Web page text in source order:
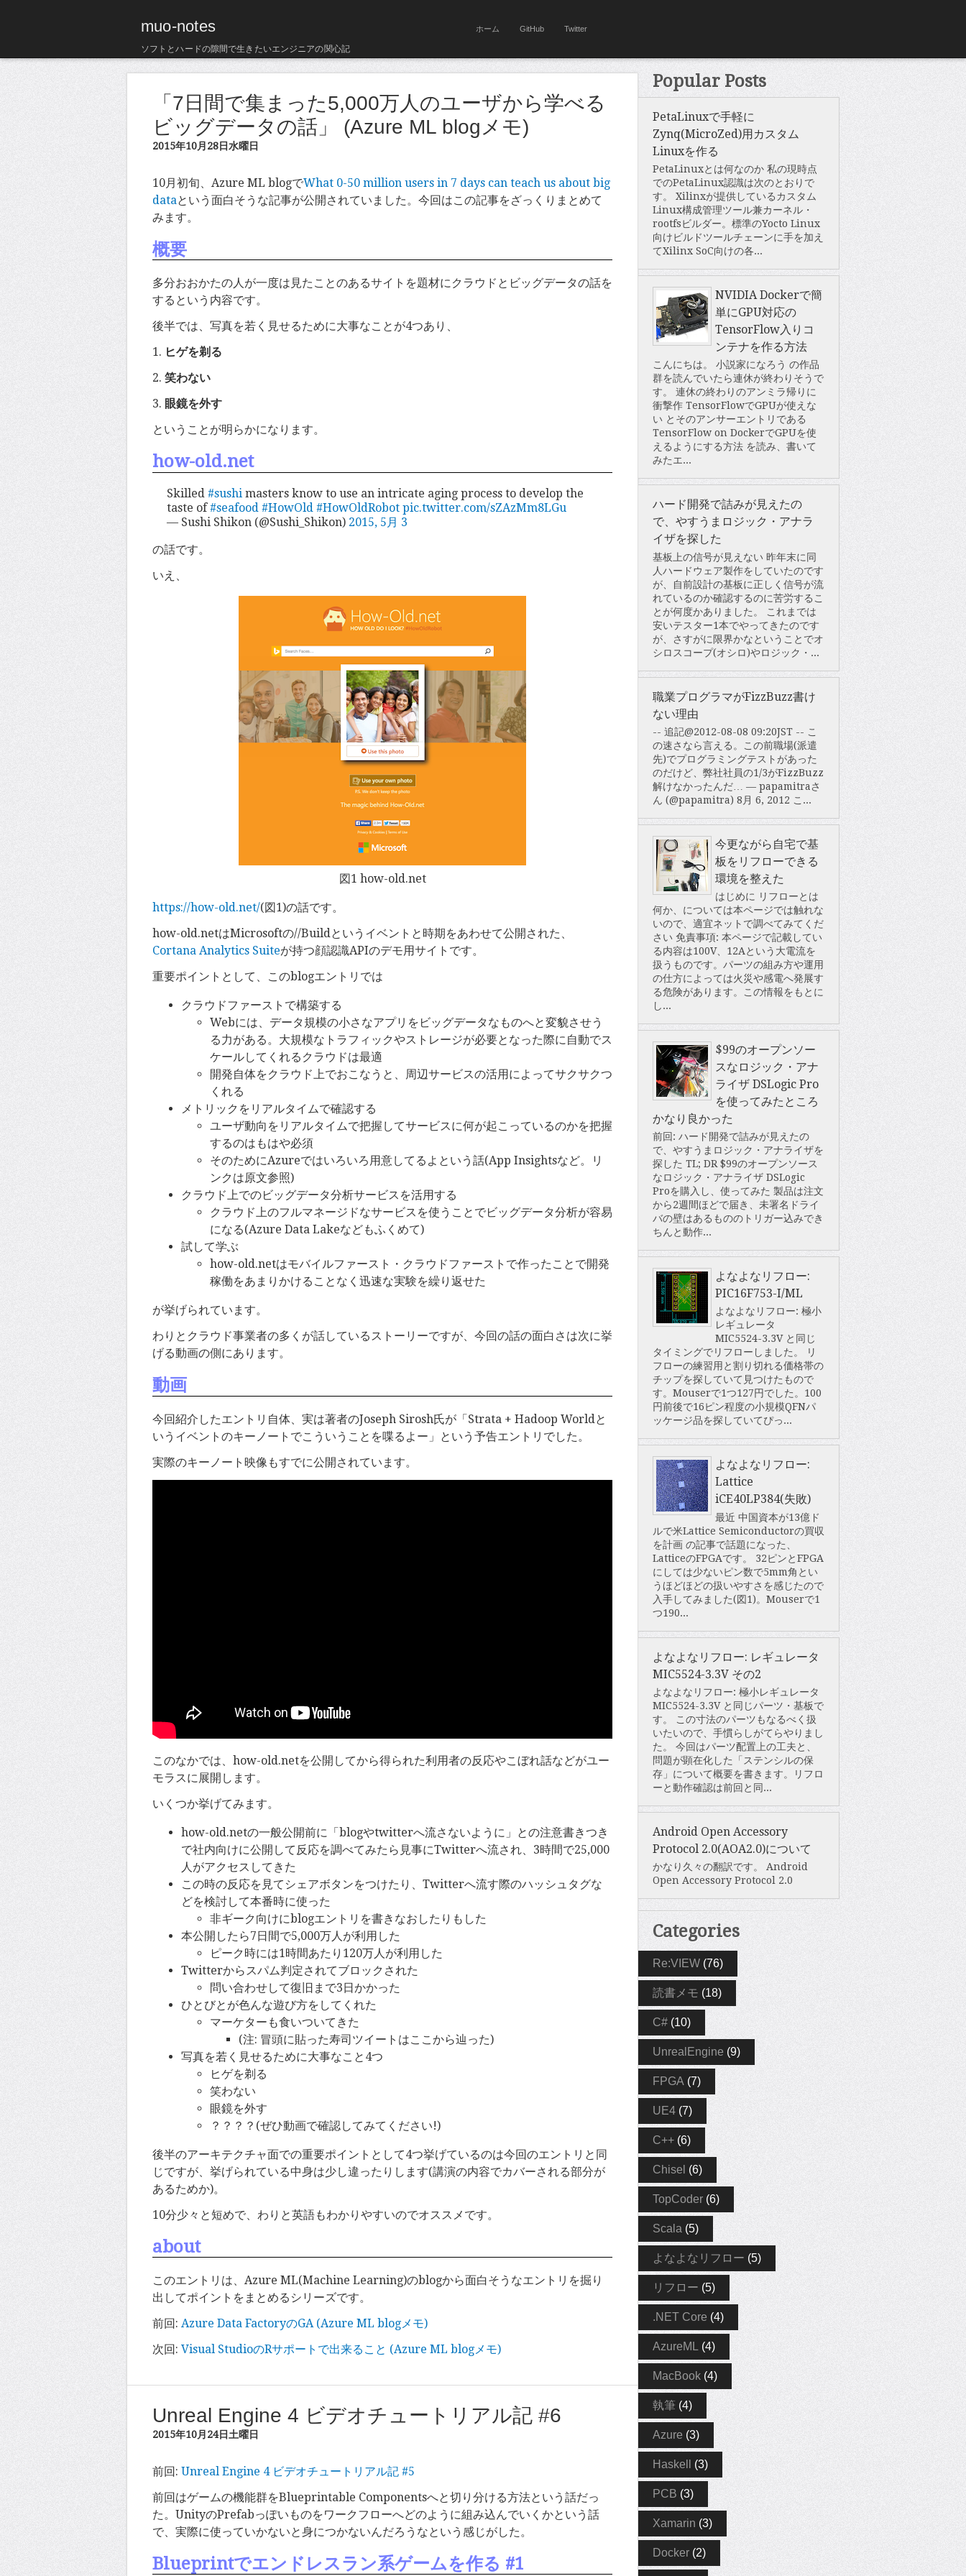
muo-notes
ソフトとハードの隙間で生きたいエンジニアの関心記
ホーム GitHub Twitter
「7日間で集まった5,000万人のユーザから学べる
ビッグデータの話」 (Azure ML blogメモ)
2015年10月28日水曜日
10月初旬、Azure ML blogでWhat 0-50 million users in 7 days can teach us about big
dataという面白そうな記事が公開されていました。今回はこの記事をざっくりまとめて
みます。
概要
多分おおかたの人が一度は見たことのあるサイトを題材にクラウドとビッグデータの話を
するという内容です。
後半では、写真を若く見せるために大事なことが4つあり、
1. ヒゲを剃る
2. 笑わない
3. 眼鏡を外す
ということが明らかになります。
how-old.net
Skilled #sushi masters know to use an intricate aging process to develop the
taste of#seafood #HowOld #HowOldRobot pic.twitter.com/sZAzMm8LGu
— Sushi Shikon (@Sushi_Shikon) 2015, 5月 3
の話です。
いえ、
図1 how-old.net
https://how-old.net/(図1)の話です。
how-old.netはMicrosoftの//Buildというイベントと時期をあわせて公開された、
Cortana Analytics Suiteが持つ顔認識APIのデモ用サイトです。
重要ポイントとして、このblogエントリでは
クラウドファーストで構築する
Webには、データ規模の小さなアプリをビッグデータなものへと変貌させう
る力がある。大規模なトラフィックやストレージが必要となった際に自動でス
ケールしてくれるクラウドは最適
開発自体をクラウド上でおこなうと、周辺サービスの活用によってサクサクつ
くれる
メトリックをリアルタイムで確認する
ユーザ動向をリアルタイムで把握してサービスに何が起こっているのかを把握
するのはもはや必須
そのためにAzureではいろいろ用意してるよという話(App Insightsなど。リ
ンクは原文参照)
クラウド上でのビッグデータ分析サービスを活用する
クラウド上のフルマネージドなサービスを使うことでビッグデータ分析が容易
になる(Azure Data Lakeなどもふくめて)
試して学ぶ
how-old.netはモバイルファースト・クラウドファーストで作ったことで開発
稼働をあまりかけることなく迅速な実験を繰り返せた
が挙げられています。
わりとクラウド事業者の多くが話しているストーリーですが、今回の話の面白さは次に挙
げる動画の側にあります。
動画
今回紹介したエントリ自体、実は著者のJoseph Sirosh氏が「Strata + Hadoop Worldと
いうイベントのキーノートでこういうことを喋るよー」という予告エントリでした。
実際のキーノート映像もすでに公開されています。
このなかでは、how-old.netを公開してから得られた利用者の反応やこぼれ話などがユー
モラスに展開します。
いくつか挙げてみます。
how-old.netの一般公開前に「blogやtwitterへ流さないように」との注意書きつき
で社内向けに公開して反応を調べてみたら見事にTwitterへ流され、3時間で25,000
人がアクセスしてきた
この時の反応を見てシェアボタンをつけたり、Twitterへ流す際のハッシュタグな
どを検討して本番時に使った
非ギーク向けにblogエントリを書きなおしたりもした
本公開したら7日間で5,000万人が利用した
ピーク時には1時間あたり120万人が利用した
Twitterからスパム判定されてブロックされた
問い合わせして復旧まで3日かかった
ひとびとが色んな遊び方をしてくれた
マーケターも食いついてきた
(注: 冒頭に貼った寿司ツイートはここから辿った)
写真を若く見せるために大事なこと4つ
ヒゲを剃る
笑わない
眼鏡を外す
？？？？(ぜひ動画で確認してみてください!)
後半のアーキテクチャ面での重要ポイントとして4つ挙げているのは今回のエントリと同
じですが、挙げられている中身は少し違ったりします(講演の内容でカバーされる部分が
あるためか)。
10分少々と短めで、わりと英語もわかりやすいのでオススメです。
about
このエントリは、Azure ML(Machine Learning)のblogから面白そうなエントリを掘り
出してポイントをまとめるシリーズです。
前回: Azure Data FactoryのGA (Azure ML blogメモ)
次回: Visual StudioのRサポートで出来ること (Azure ML blogメモ)
Unreal Engine 4 ビデオチュートリアル記 #6
2015年10月24日土曜日
前回: Unreal Engine 4 ビデオチュートリアル記 #5
前回はゲームの機能群をBlueprintable Componentsへと切り分ける方法という話だっ
た。UnityのPrefabっぽいものをワークフローへどのように組み込んでいくかという話
で、実際に使っていかないと身につかないんだろうなという感じがした。
Blueprintでエンドレスラン系ゲームを作る #1
Popular Posts
PetaLinuxで手軽に
Zynq(MicroZed)用カスタム
Linuxを作る
PetaLinuxとは何なのか 私の現時点
でのPetaLinux認識は次のとおりで
す。 Xilinxが提供しているカスタム
Linux構成管理ツール兼カーネル・
rootfsビルダー。標準のYocto Linux
向けビルドツールチェーンに手を加え
てXilinx SoC向けの各...
NVIDIA Dockerで簡
単にGPU対応の
TensorFlow入りコ
ンテナを作る方法
こんにちは。 小説家になろう の作品
群を読んでいたら連休が終わりそうで
す。 連休の終わりのアンミラ帰りに
衝撃作 TensorFlowでGPUが使えな
い とそのアンサーエントリである
TensorFlow on DockerでGPUを使
えるようにする方法 を読み、書いて
みたエ...
ハード開発で詰みが見えたの
で、やすうまロジック・アナラ
イザを探した
基板上の信号が見えない 昨年末に同
人ハードウェア製作をしていたのです
が、自前設計の基板に正しく信号が流
れているのか確認するのに苦労するこ
とが何度かありました。 これまでは
安いテスター1本でやってきたのです
が、さすがに限界かなということでオ
シロスコープ(オシロ)やロジック・...
職業プログラマがFizzBuzz書け
ない理由
-- 追記@2012-08-08 09:20JST -- こ
の速さなら言える。この前職場(派遣
先)でプログラミングテストがあった
のだけど、弊社社員の1/3がFizzBuzz
解けなかったんだ… — papamitraさ
ん (@papamitra) 8月 6, 2012 こ...
今更ながら自宅で基
板をリフローできる
環境を整えた
はじめに リフローとは
何か、については本ページでは触れな
いので、適宜ネットで調べてみてくだ
さい 免責事項: 本ページで記載してい
る内容は100V、12Aという大電流を
扱うものです。パーツの組み方や運用
の仕方によっては火災や感電へ発展す
る危険があります。この情報をもとに
し...
$99のオープンソー
スなロジック・アナ
ライザ DSLogic Pro
を使ってみたところ
かなり良かった
前回: ハード開発で詰みが見えたの
で、やすうまロジック・アナライザを
探した TL; DR $99のオープンソース
なロジック・アナライザ DSLogic
Proを購入し、使ってみた 製品は注文
から2週間ほどで届き、未署名ドライ
バの壁はあるもののトリガー込みでき
ちんと動作...
よなよなリフロー:
PIC16F753-I/ML
よなよなリフロー: 極小
レギュレータ
MIC5524-3.3V と同じ
タイミングでリフローしました。 リ
フローの練習用と割り切れる価格帯の
チップを探していて見つけたもので
す。Mouserで1つ127円でした。100
円前後で16ピン程度の小規模QFNパ
ッケージ品を探していてぴっ...
よなよなリフロー:
Lattice
iCE40LP384(失敗)
最近 中国資本が13億ド
ルで米Lattice Semiconductorの買収
を計画 の記事で話題になった、
LatticeのFPGAです。 32ピンとFPGA
にしては少ないピン数で5mm角とい
うほどほどの扱いやすさを感じたので
入手してみました(図1)。Mouserで1
つ190...
よなよなリフロー: レギュレータ
MIC5524-3.3V その2
よなよなリフロー: 極小レギュレータ
MIC5524-3.3V と同じパーツ・基板で
す。 この寸法のパーツもなるべく扱
いたいので、手慣らしがてらやりまし
た。 今回はパーツ配置上の工夫と、
問題が顕在化した「ステンシルの保
存」について概要を書きます。リフロ
ーと動作確認は前回と同...
Android Open Accessory
Protocol 2.0(AOA2.0)について
かなり久々の翻訳です。 Android
Open Accessory Protocol 2.0
Categories
Re:VIEW (76)
読書メモ (18)
C# (10)
UnrealEngine (9)
FPGA (7)
UE4 (7)
C++ (6)
Chisel (6)
TopCoder (6)
Scala (5)
よなよなリフロー (5)
リフロー (5)
.NET Core (4)
AzureML (4)
MacBook (4)
執筆 (4)
Azure (3)
Haskell (3)
PCB (3)
Xamarin (3)
Docker (2)